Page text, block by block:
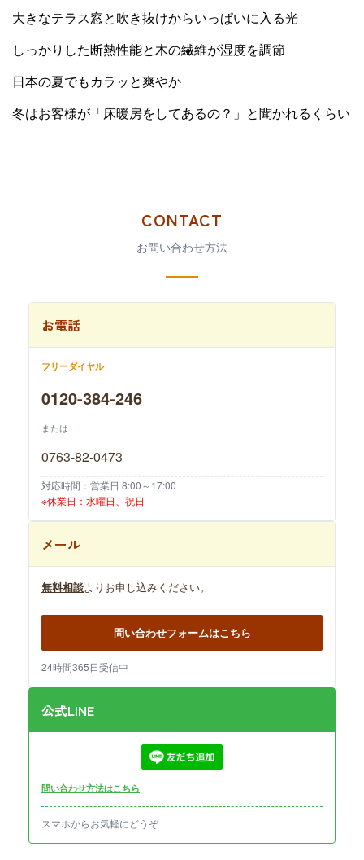
大きなテラス窓と吹き抜けからいっぱいに入る光
しっかりした断熱性能と木の繊維が湿度を調節
日本の夏でもカラッと爽やか
冬はお客様が「床暖房をしてあるの？」と聞かれるくらい
CONTACT
お問い合わせ方法
お電話
フリーダイヤル
0120-384-246
または
0763-82-0473
対応時間：営業日 8:00～17:00
※休業日：水曜日、祝日
メール
無料相談よりお申し込みください。
問い合わせフォームはこちら
24時間365日受信中
公式LINE
問い合わせ方法はこちら
スマホからお気軽にどうぞ